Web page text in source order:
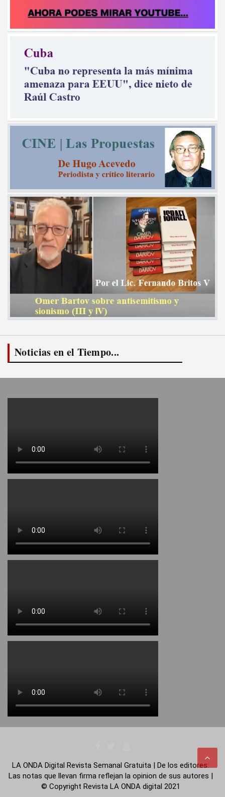
Noticias en el Tiempo...
LA ONDA Digital Revista Semanal Gratuita | De los editores:
Las notas que llevan firma reflejan la opinion de sus autores |
© Copyright Revista LA ONDA digital 2021